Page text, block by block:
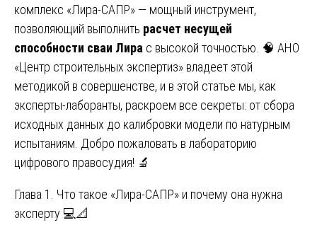
комплекс «Лира-САПР» — мощный инструмент,
позволяющий выполнить расчет несущей
способности сваи Лира с высокой точностью. 🧠 АНО
«Центр строительных экспертиз» владеет этой
методикой в совершенстве, и в этой статье мы, как
эксперты-лаборанты, раскроем все секреты: от сбора
исходных данных до калибровки модели по натурным
испытаниям. Добро пожаловать в лабораторию
цифрового правосудия! 🔬
Глава 1. Что такое «Лира-САПР» и почему она нужна
эксперту 💻📐